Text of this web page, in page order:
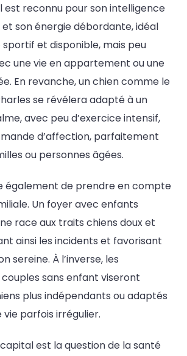
est reconnu pour son intelligence
son énergie débordante, idéal
et disponible, mais peu
une vie en appartement ou une
En revanche, un chien comme le
se révélera adapté à un
avec peu d’exercice intensif,
d’affection, parfaitement
ou personnes âgées.
également de prendre en compte
Un foyer avec enfants
race aux traits chiens doux et
ainsi les incidents et favorisant
sereine. À l’inverse, les
sans enfant viseront
plus indépendants ou adaptés
parfois irrégulier.
est la question de la santé